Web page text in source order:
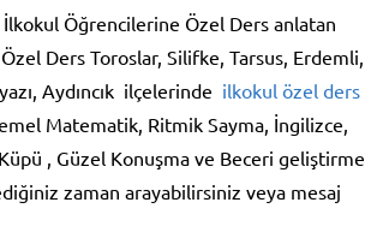
Öğrencilerine Özel Ders anlatan
Ders Toroslar, Silifke, Tarsus, Erdemli,
Aydıncık ilçelerinde ilkokul özel ders
Matematik, Ritmik Sayma, İngilizce,
, Güzel Konuşma ve Beceri geliştirme
zaman arayabilirsiniz veya mesaj